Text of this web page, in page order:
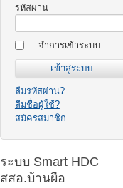
รหัสผ่าน
จำการเข้าระบบ
ลืมรหัสผ่าน?
ลืมชื่อผู้ใช้?
สมัครสมาชิก
ระบบ Smart HDC
สสอ.บ้านผือ